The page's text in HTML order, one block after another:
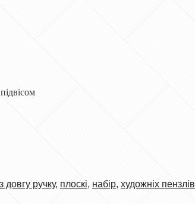
з довгу ручку, плоскі, набір, художніх пензлів